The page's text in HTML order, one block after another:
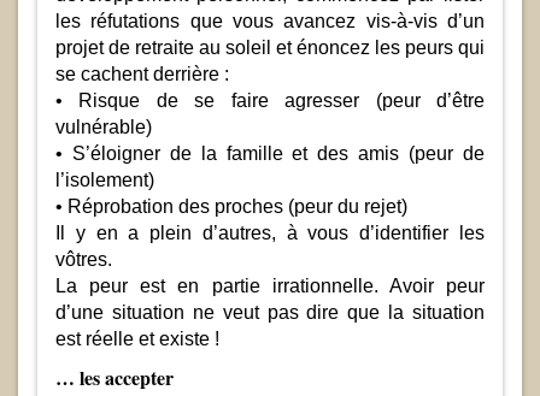
les réfutations que vous avancez vis-à-vis d’un
projet de retraite au soleil et énoncez les peurs qui
se cachent derrière :
• Risque de se faire agresser (peur d’être
vulnérable)
• S’éloigner de la famille et des amis (peur de
l’isolement)
• Réprobation des proches (peur du rejet)
Il y en a plein d’autres, à vous d’identifier les
vôtres.
La peur est en partie irrationnelle. Avoir peur
d’une situation ne veut pas dire que la situation
est réelle et existe !
… les accepter